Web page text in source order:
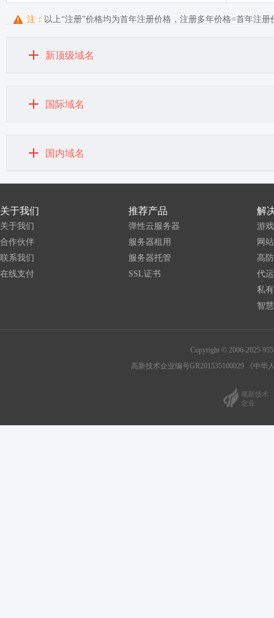
注： 以上“注册”价格均为首年注册价格，注册多年价格=首年注
新顶级域名
国际域名
国内域名
关于我们
关于我们
合作伙伴
联系我们
在线支付
推荐产品
弹性云服务器
服务器租用
服务器托管
SSL证书
解
游
网
高
代
私
智
Copyright © 2006-2025
高新技术企业编号GR201535100029
《中华